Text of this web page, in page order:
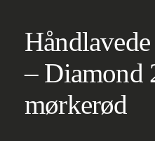
– Diamond
mørkerød